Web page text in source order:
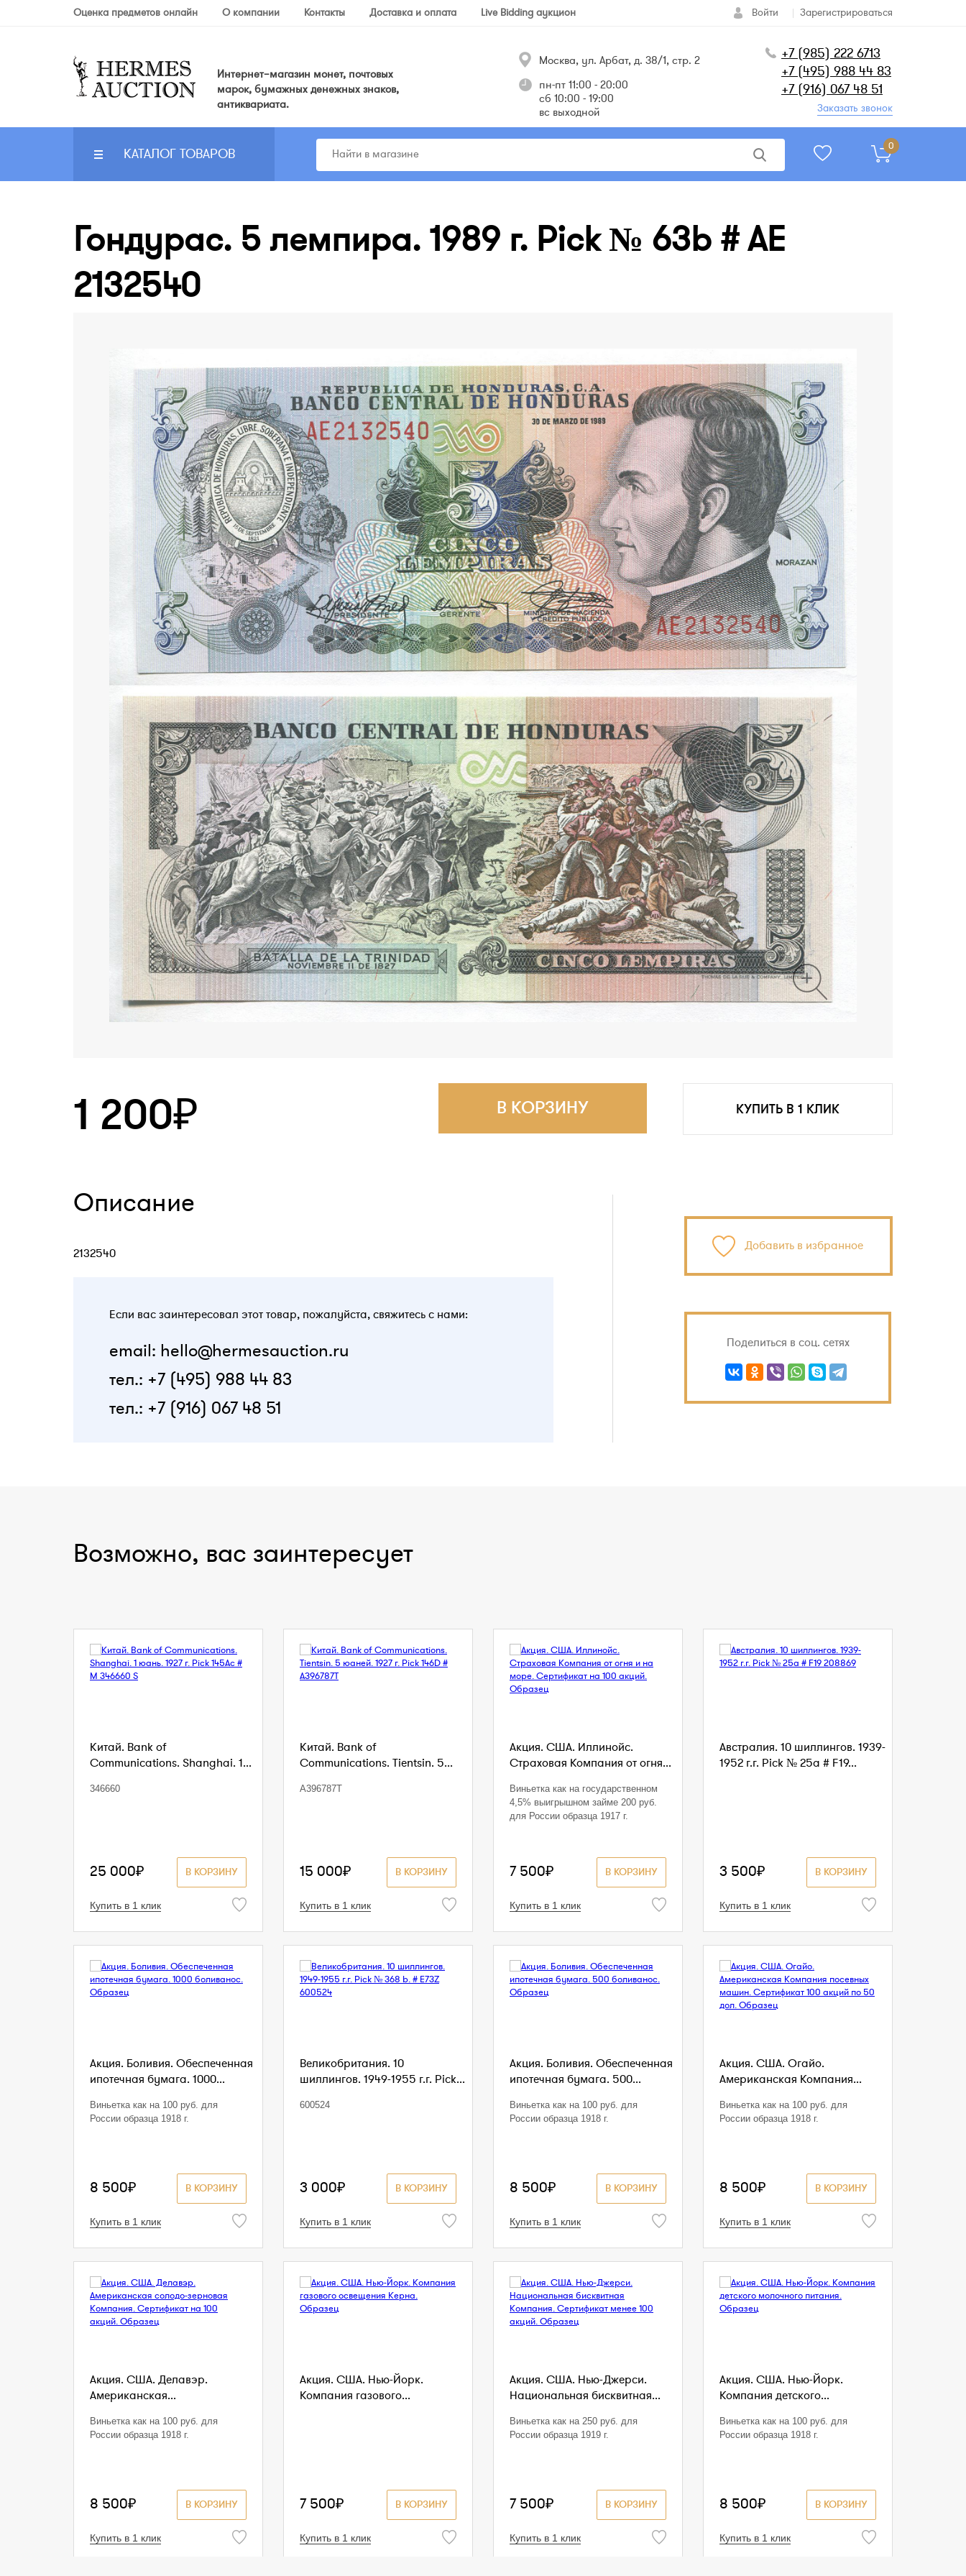
Оценка предметов онлайн О компании Контакты Доставка и оплата Live Bidding аукцион Зарегистрироваться
Войти
Интернет–магазин монет, почтовых
марок, бумажных денежных знаков,
антиквариата.
Москва, ул. Арбат, д. 38/1, стр. 2
пн-пт 11:00 - 20:00
сб 10:00 - 19:00
вс выходной
+7 (985) 222 6713
+7 (495) 988 44 83
+7 (916) 067 48 51
Заказать звонок
КАТАЛОГ ТОВАРОВ 0
Гондурас. 5 лемпира. 1989 г. Pick № 63b # AE
2132540
1 200₽ КУПИТЬ В 1 КЛИК
В КОРЗИНУ
Описание
2132540
Если вас заинтересовал этот товар, пожалуйста, свяжитесь с нами:
email: hello@hermesauction.ru
тел.: +7 (495) 988 44 83
тел.: +7 (916) 067 48 51
Добавить в избранное
Поделиться в соц. сетях
Возможно, вас заинтересует
Китай. Bank of
Communications. Shanghai. 1...
346660
В КОРЗИНУ
25 000₽
Купить в 1 клик
Китай. Bank of
Communications. Tientsin. 5...
A396787T
В КОРЗИНУ
15 000₽
Купить в 1 клик
Акция. США. Иллинойс.
Страховая Компания от огня...
Виньетка как на государственном
4,5% выигрышном займе 200 руб.
для России образца 1917 г.
В КОРЗИНУ
7 500₽
Купить в 1 клик
Австралия. 10 шиллингов. 1939-
1952 г.г. Pick № 25a # F19...
В КОРЗИНУ
3 500₽
Купить в 1 клик
Акция. Боливия. Обеспеченная
ипотечная бумага. 1000...
Виньетка как на 100 руб. для
России образца 1918 г.
В КОРЗИНУ
8 500₽
Купить в 1 клик
Великобритания. 10
шиллингов. 1949-1955 г.г. Pick...
600524
В КОРЗИНУ
3 000₽
Купить в 1 клик
Акция. Боливия. Обеспеченная
ипотечная бумага. 500...
Виньетка как на 100 руб. для
России образца 1918 г.
В КОРЗИНУ
8 500₽
Купить в 1 клик
Акция. США. Огайо.
Американская Компания...
Виньетка как на 100 руб. для
России образца 1918 г.
В КОРЗИНУ
8 500₽
Купить в 1 клик
Акция. США. Делавэр.
Американская...
Виньетка как на 100 руб. для
России образца 1918 г.
В КОРЗИНУ
8 500₽
Купить в 1 клик
Акция. США. Нью-Йорк.
Компания газового...
В КОРЗИНУ
7 500₽
Купить в 1 клик
Акция. США. Нью-Джерси.
Национальная бисквитная...
Виньетка как на 250 руб. для
России образца 1919 г.
В КОРЗИНУ
7 500₽
Купить в 1 клик
Акция. США. Нью-Йорк.
Компания детского...
Виньетка как на 100 руб. для
России образца 1918 г.
В КОРЗИНУ
8 500₽
Купить в 1 клик